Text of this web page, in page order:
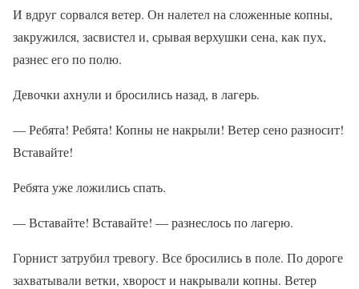
И вдруг сорвался ветер. Он налетел на сложенные копны,
закружился, засвистел и, срывая верхушки сена, как пух,
разнес его по полю.
Девочки ахнули и бросились назад, в лагерь.
— Ребята! Ребята! Копны не накрыли! Ветер сено разносит!
Вставайте!
Ребята уже ложились спать.
— Вставайте! Вставайте! — разнеслось по лагерю.
Горнист затрубил тревогу. Все бросились в поле. По дороге
захватывали ветки, хворост и накрывали копны. Ветер